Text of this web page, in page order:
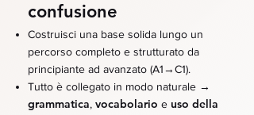
confusione
Costruisci una base solida lungo un
percorso completo e strutturato da
principiante ad avanzato (A1→C1).
Tutto è collegato in modo naturale →
grammatica, vocabolario e uso della